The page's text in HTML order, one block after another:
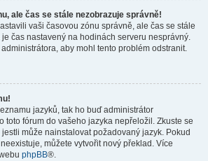
ale čas se stále nezobrazuje správně!
vaši časovou zónu správně, ale čas se stále
čas nastavený na hodinách serveru nesprávný.
aby mohl tento problém odstranit.
jazyků, tak ho buď administrátor
toto fórum do vašeho jazyka nepřeložil. Zkuste se
může nainstalovat požadovaný jazyk. Pokud
můžete vytvořit nový překlad. Více
phpBB®.